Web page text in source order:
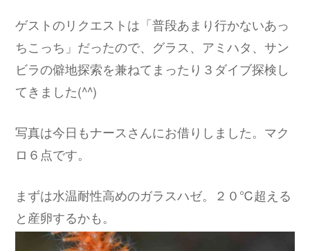
ゲストのリクエストは「普段あまり行かないあっ
ちこっち」だったので、グラス、アミハタ、サン
ビラの僻地探索を兼ねてまったり３ダイブ探検し
てきました(^^)
写真は今日もナースさんにお借りしました。マク
ロ６点です。
まずは水温耐性高めのガラスハゼ。２０℃超える
と産卵するかも。